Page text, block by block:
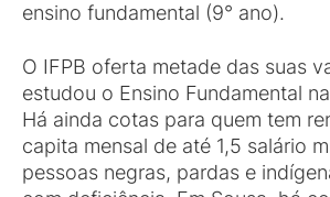
ensino fundamental (9° ano).
O IFPB oferta metade das suas
estudou o Ensino Fundamental
Há ainda cotas para quem tem
capita mensal de até 1,5 salário
pessoas negras, pardas e